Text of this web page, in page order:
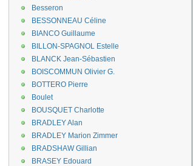
Besseron
BESSONNEAU Céline
BIANCO Guillaume
BILLON-SPAGNOL Estelle
BLANCK Jean-Sébastien
BOISCOMMUN Olivier G.
BOTTERO Pierre
Boulet
BOUSQUET Charlotte
BRADLEY Alan
BRADLEY Marion Zimmer
BRADSHAW Gillian
BRASEY Edouard